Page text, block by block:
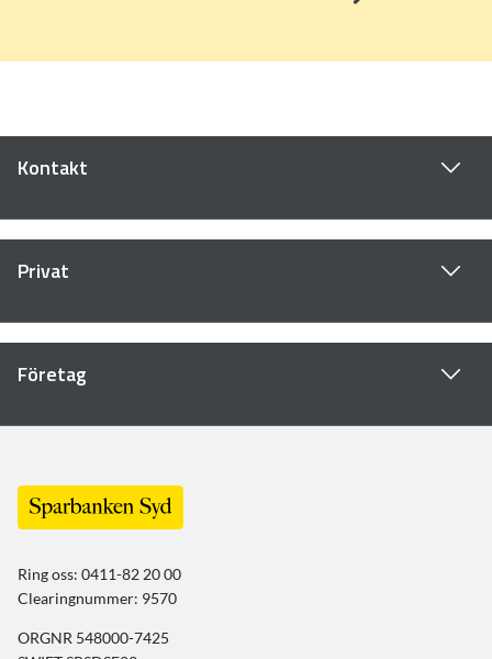
Kontakt
Privat
Företag
Ring oss: 0411-82 20 00
Clearingnummer: 9570
ORGNR 548000-7425